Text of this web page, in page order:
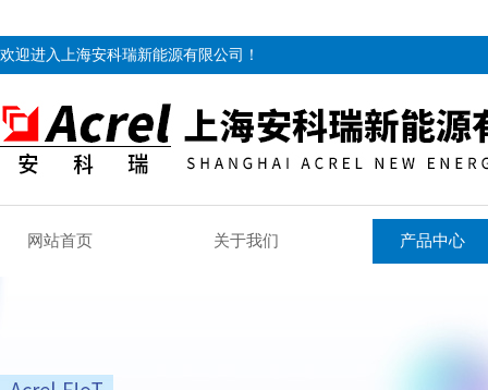
欢迎进入上海安科瑞新能源有限公司！
网站首页 关于我们 产品中心